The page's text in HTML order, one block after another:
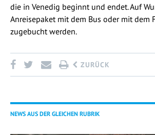
die in Venedig beginnt und endet. Auf
Anreisepaket mit dem Bus oder mit dem
zugebucht werden.
ZURÜCK
NEWS AUS DER GLEICHEN RUBRIK